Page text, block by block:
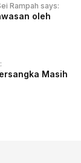
Rampah says:
oleh
Masih